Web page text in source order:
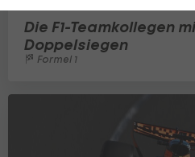
Die F1-Teamkollegen
Doppelsiegen
Formel 1